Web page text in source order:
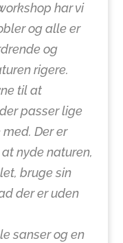
har vi
og alle er
og
rigere.
til at
passer lige
Der er
nyde naturen,
bruge sin
der er uden
sanser og en